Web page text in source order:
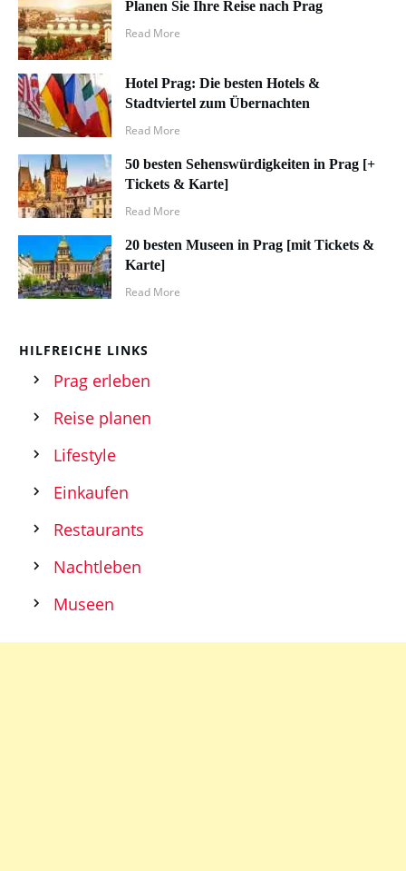
Planen Sie Ihre Reise nach Prag
Read More
Hotel Prag: Die besten Hotels &
Stadtviertel zum Übernachten
Read More
50 besten Sehenswürdigkeiten in Prag [+
Tickets & Karte]
Read More
20 besten Museen in Prag [mit Tickets &
Karte]
Read More
HILFREICHE LINKS
Prag erleben
Reise planen
Lifestyle
Einkaufen
Restaurants
Nachtleben
Museen